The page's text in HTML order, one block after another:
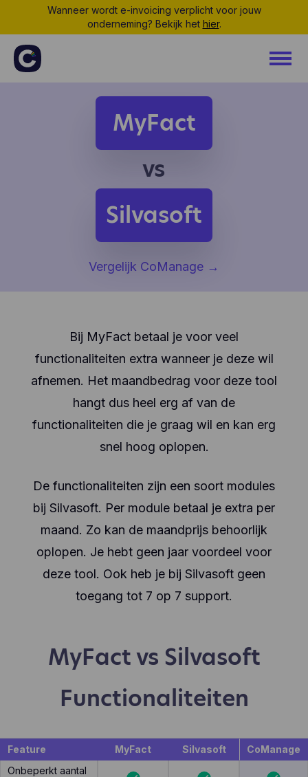
Wanneer wordt e-invoicing verplicht voor jouw
onderneming? Bekijk het hier.
MyFact
vs
Silvasoft
Vergelijk CoManage →
Bij MyFact betaal je voor veel
functionaliteiten extra wanneer je deze wil
afnemen. Het maandbedrag voor deze tool
hangt dus heel erg af van de
functionaliteiten die je graag wil en kan erg
snel hoog oplopen.
De functionaliteiten zijn een soort modules
bij Silvasoft. Per module betaal je extra per
maand. Zo kan de maandprijs behoorlijk
oplopen. Je hebt geen jaar voordeel voor
deze tool. Ook heb je bij Silvasoft geen
toegang tot 7 op 7 support.
MyFact vs Silvasoft
Functionaliteiten
Feature MyFact Silvasoft
CoManage
Onbeperkt aantal